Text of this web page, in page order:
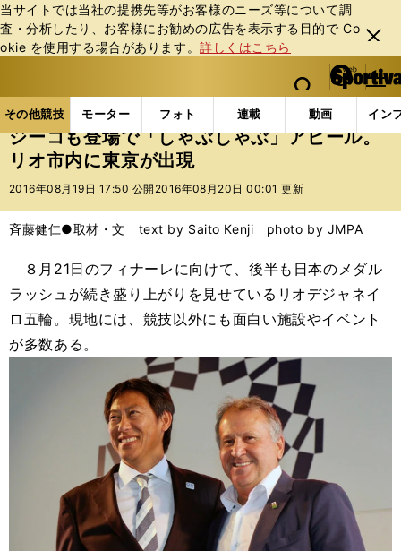
当サイトでは当社の提携先等がお客様のニーズ等について調
査・分析したり、お客様にお勧めの広告を表⽰する⽬的で Co
okie を使⽤する場合があります。詳しくはこちら
閉じ
る
web Sportiva (webスポルティーバ)
検索
マイペ
ー
ジ
メニュ
その他競技 モーター フォト 連載 動画 イン
ス
ポ
ル
バ
その他競技の記事一覧 その他競技 その他 ジー
ジーコも登場で「しゃぶしゃぶ」アピール。
リオ市内に東京が出現
2016年08月19日 17:50 公開 2016年08月20日 00:01 更新
斉藤健仁●取材・文 text by Saito Kenji photo by JMPA
８月21日のフィナーレに向けて、後半も日本のメダル
ラッシュが続き盛り上がりを見せているリオデジャネイ
ロ五輪。現地には、競技以外にも面白い施設やイベント
が多数ある。